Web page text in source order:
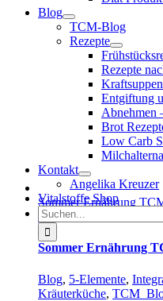
Blog
TCM-Blog
Rezepte
Rezepte
Kraftsuppen
Entgiftung
Abnehmen
Brot
Low Carb
Kontakt
Angelika Kreuzer
Vitalstoffe Shop
Suche
nach:
Sommer Ernährung
Gallerie
Sommer Ernährung
Blog, 5-Elemente,
Kräuterküche,